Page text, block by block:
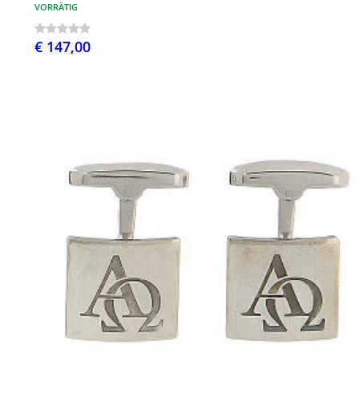
VORRÄTIG
€ 147,00